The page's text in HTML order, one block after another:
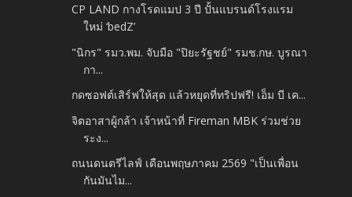
CP LAND กางโรดแมป 3 ปี ปั้นแบรนด์โรงแรม
ใหม่ ‘bedZ’
"นิกร" รมว.พม. จับมือ "ปิยะรัฐชย์" รมช.กษ. บูรณา
กา...
กดซอฟต์เสิร์ฟให้สุด แล้วหยุดที่ทริปฟรี! เอ็ม บี เค...
จิตอาสาผู้กล้า เจ้าหน้าที่ Fireman MBK ร่วมช่วย
ระง...
ถนนดนตรีไลฟ์ เดือนพฤษภาคม 2569 "เป็นเพื่อน
กันมันไม...